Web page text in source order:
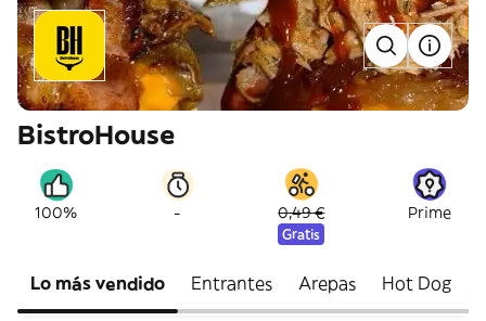
BistroHouse
100% - 0,49 €
Gratis
Prime
Lo más vendido Entrantes Arepas Hot Dog